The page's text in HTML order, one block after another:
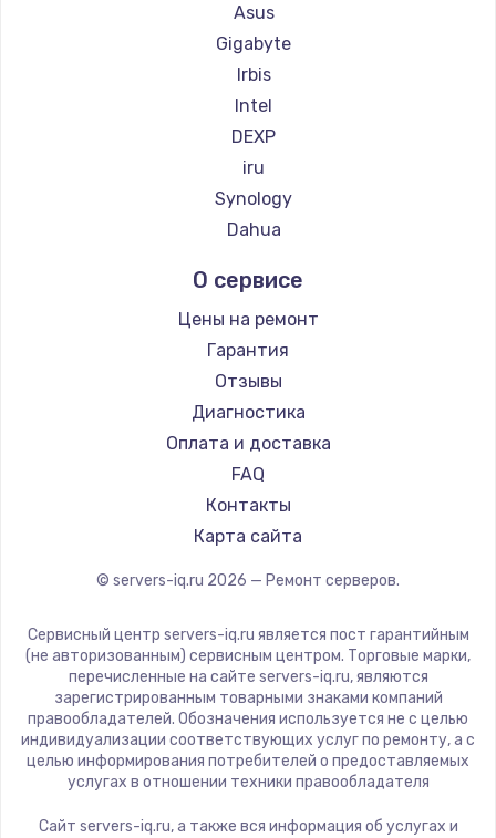
Asus
Gigabyte
Irbis
Intel
DEXP
iru
Synology
Dahua
О сервисе
Цены на ремонт
Гарантия
Отзывы
Диагностика
Оплата и доставка
FAQ
Контакты
Карта сайта
© servers-iq.ru 2026 — Ремонт серверов.
Сервисный центр servers-iq.ru является пост гарантийным
(не авторизованным) сервисным центром. Торговые марки,
перечисленные на сайте servers-iq.ru, являются
зарегистрированным товарными знаками компаний
правообладателей. Обозначения используется не с целью
индивидуализации соответствующих услуг по ремонту, а с
целью информирования потребителей о предоставляемых
услугах в отношении техники правообладателя
Сайт servers-iq.ru, а также вся информация об услугах и